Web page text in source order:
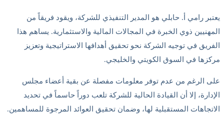
يعتبر رامي أ. حابلي هو المدير التنفيذي للشركة، ويقود فريقاً من
المهنيين ذوي الخبرة في المجالات المالية والاستثمارية. يساهم هذا
الفريق في توجيه الشركة نحو تحقيق أهدافها الاستراتيجية وتعزيز
مركزها في السوق الكويتي والخليجي.
على الرغم من عدم توفر معلومات مفصلة عن بقية أعضاء مجلس
الإدارة، إلا أن القيادة الحالية للشركة تلعب دوراً حاسماً في تحديد
الاتجاهات المستقبلية لها، وضمان تحقيق العوائد المرجوة للمساهمين.